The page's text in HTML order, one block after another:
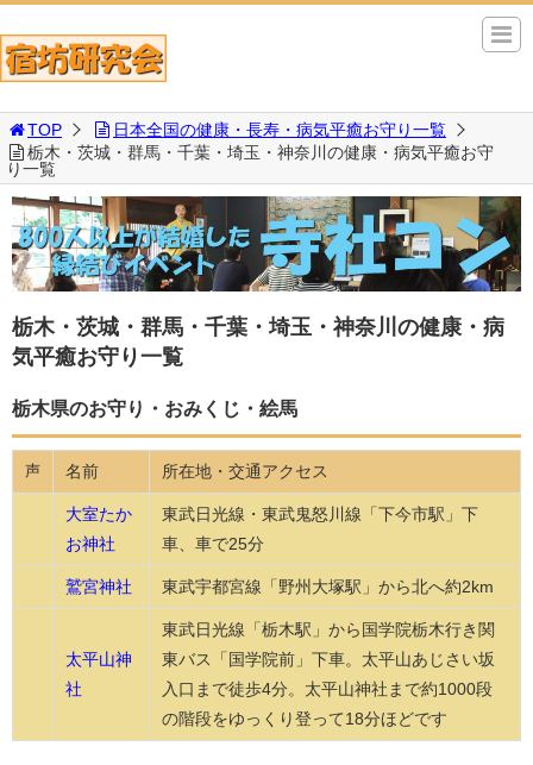
TOP
日本全国の健康・長寿・病気平癒お守り一覧
栃木・茨城・群馬・千葉・埼玉・神奈川の健康・病気平癒お守
り一覧
栃木・茨城・群馬・千葉・埼玉・神奈川の健康・病
気平癒お守り一覧
栃木県のお守り・おみくじ・絵馬
声 名前 所在地・交通アクセス
大室たか
お神社
東武日光線・東武鬼怒川線「下今市駅」下
車、車で25分
鷲宮神社 東武宇都宮線「野州大塚駅」から北へ約2km
太平山神
社
東武日光線「栃木駅」から国学院栃木行き関
東バス「国学院前」下車。太平山あじさい坂
入口まで徒歩4分。太平山神社まで約1000段
の階段をゆっくり登って18分ほどです